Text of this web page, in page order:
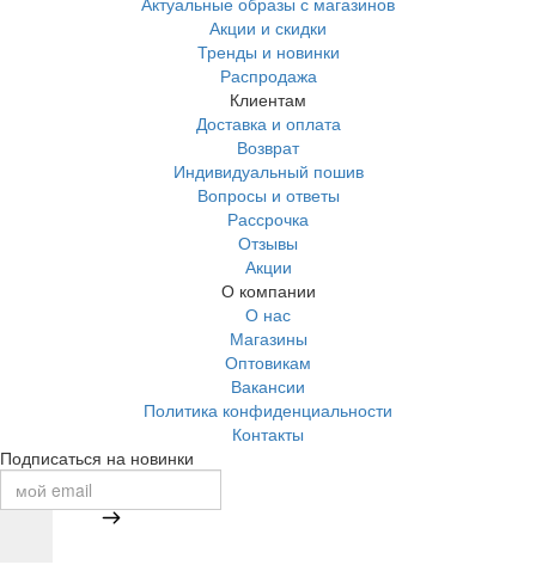
Акции и скидки
Тренды и новинки
Распродажа
Клиентам
Доставка и оплата
Возврат
Индивидуальный пошив
Вопросы и ответы
Рассрочка
Отзывы
Акции
О компании
О нас
Магазины
Оптовикам
Вакансии
Политика конфиденциальности
Контакты
Подписаться на новинки